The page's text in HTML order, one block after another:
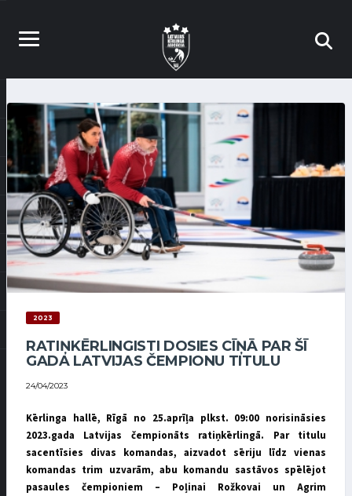
2023
RATIŅKĒRLINGISTI DOSIES CĪŅĀ PAR ŠĪ
GADA LATVIJAS ČEMPIONU TITULU
24/04/2023
Kērlinga hallē, Rīgā no 25.aprīļa plkst. 09:00 norisināsies
2023.gada Latvijas čempionāts ratiņkērlingā. Par titulu
sacentīsies divas komandas, aizvadot sēriju līdz vienas
komandas trim uzvarām, abu komandu sastāvos spēlējot
pasaules čempioniem – Poļinai Rožkovai un Agrim